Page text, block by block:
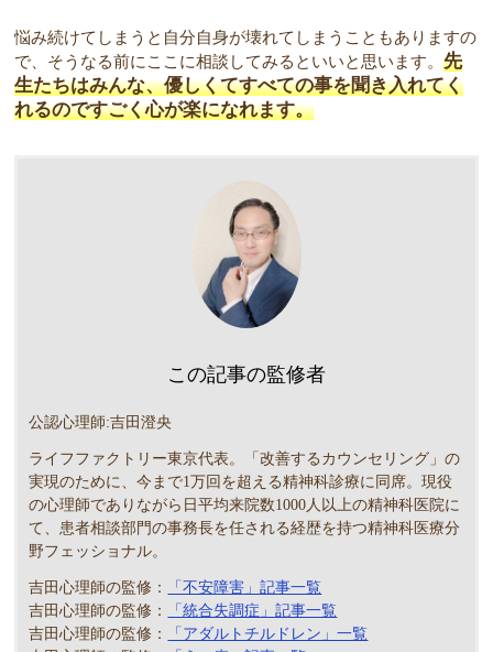
悩み続けてしまうと自分自身が壊れてしまうこともありますの
で、そうなる前にここに相談してみるといいと思います。先
生たちはみんな、優しくてすべての事を聞き入れてく
れるのですごく心が楽になれます。
この記事の監修者
公認心理師:吉田澄央
ライフファクトリー東京代表。「改善するカウンセリング」の
実現のために、今まで1万回を超える精神科診療に同席。現役
の心理師でありながら日平均来院数1000人以上の精神科医院に
て、患者相談部門の事務長を任される経歴を持つ精神科医療分
野フェッショナル。
吉田心理師の監修：
「不安障害」記事一覧
吉田心理師の監修：
「統合失調症」記事一覧
吉田心理師の監修：
「アダルトチルドレン」一覧